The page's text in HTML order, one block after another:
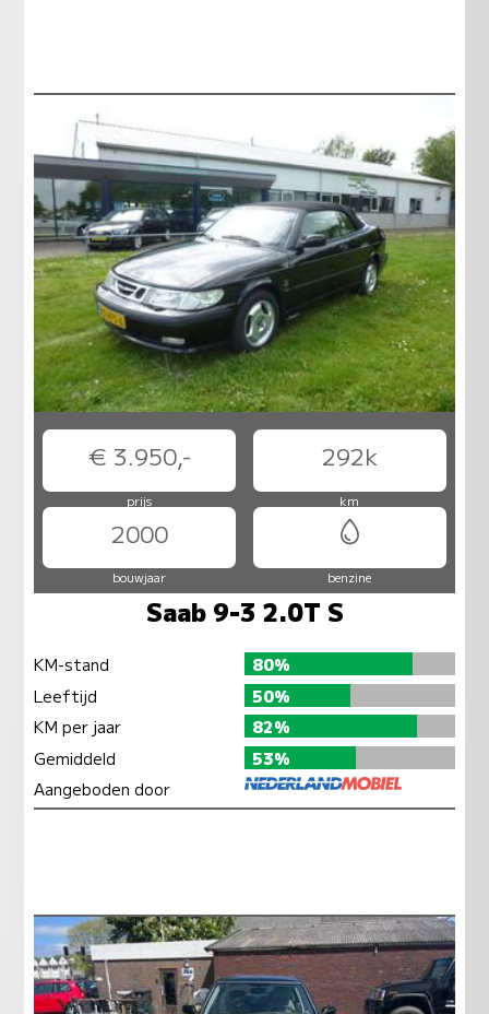
€ 3.950,- 292k
prijs km
2000
bouwjaar benzine
Saab 9-3 2.0T S
KM-stand
80%
Leeftijd
50%
KM per jaar
82%
Gemiddeld
53%
Aangeboden door